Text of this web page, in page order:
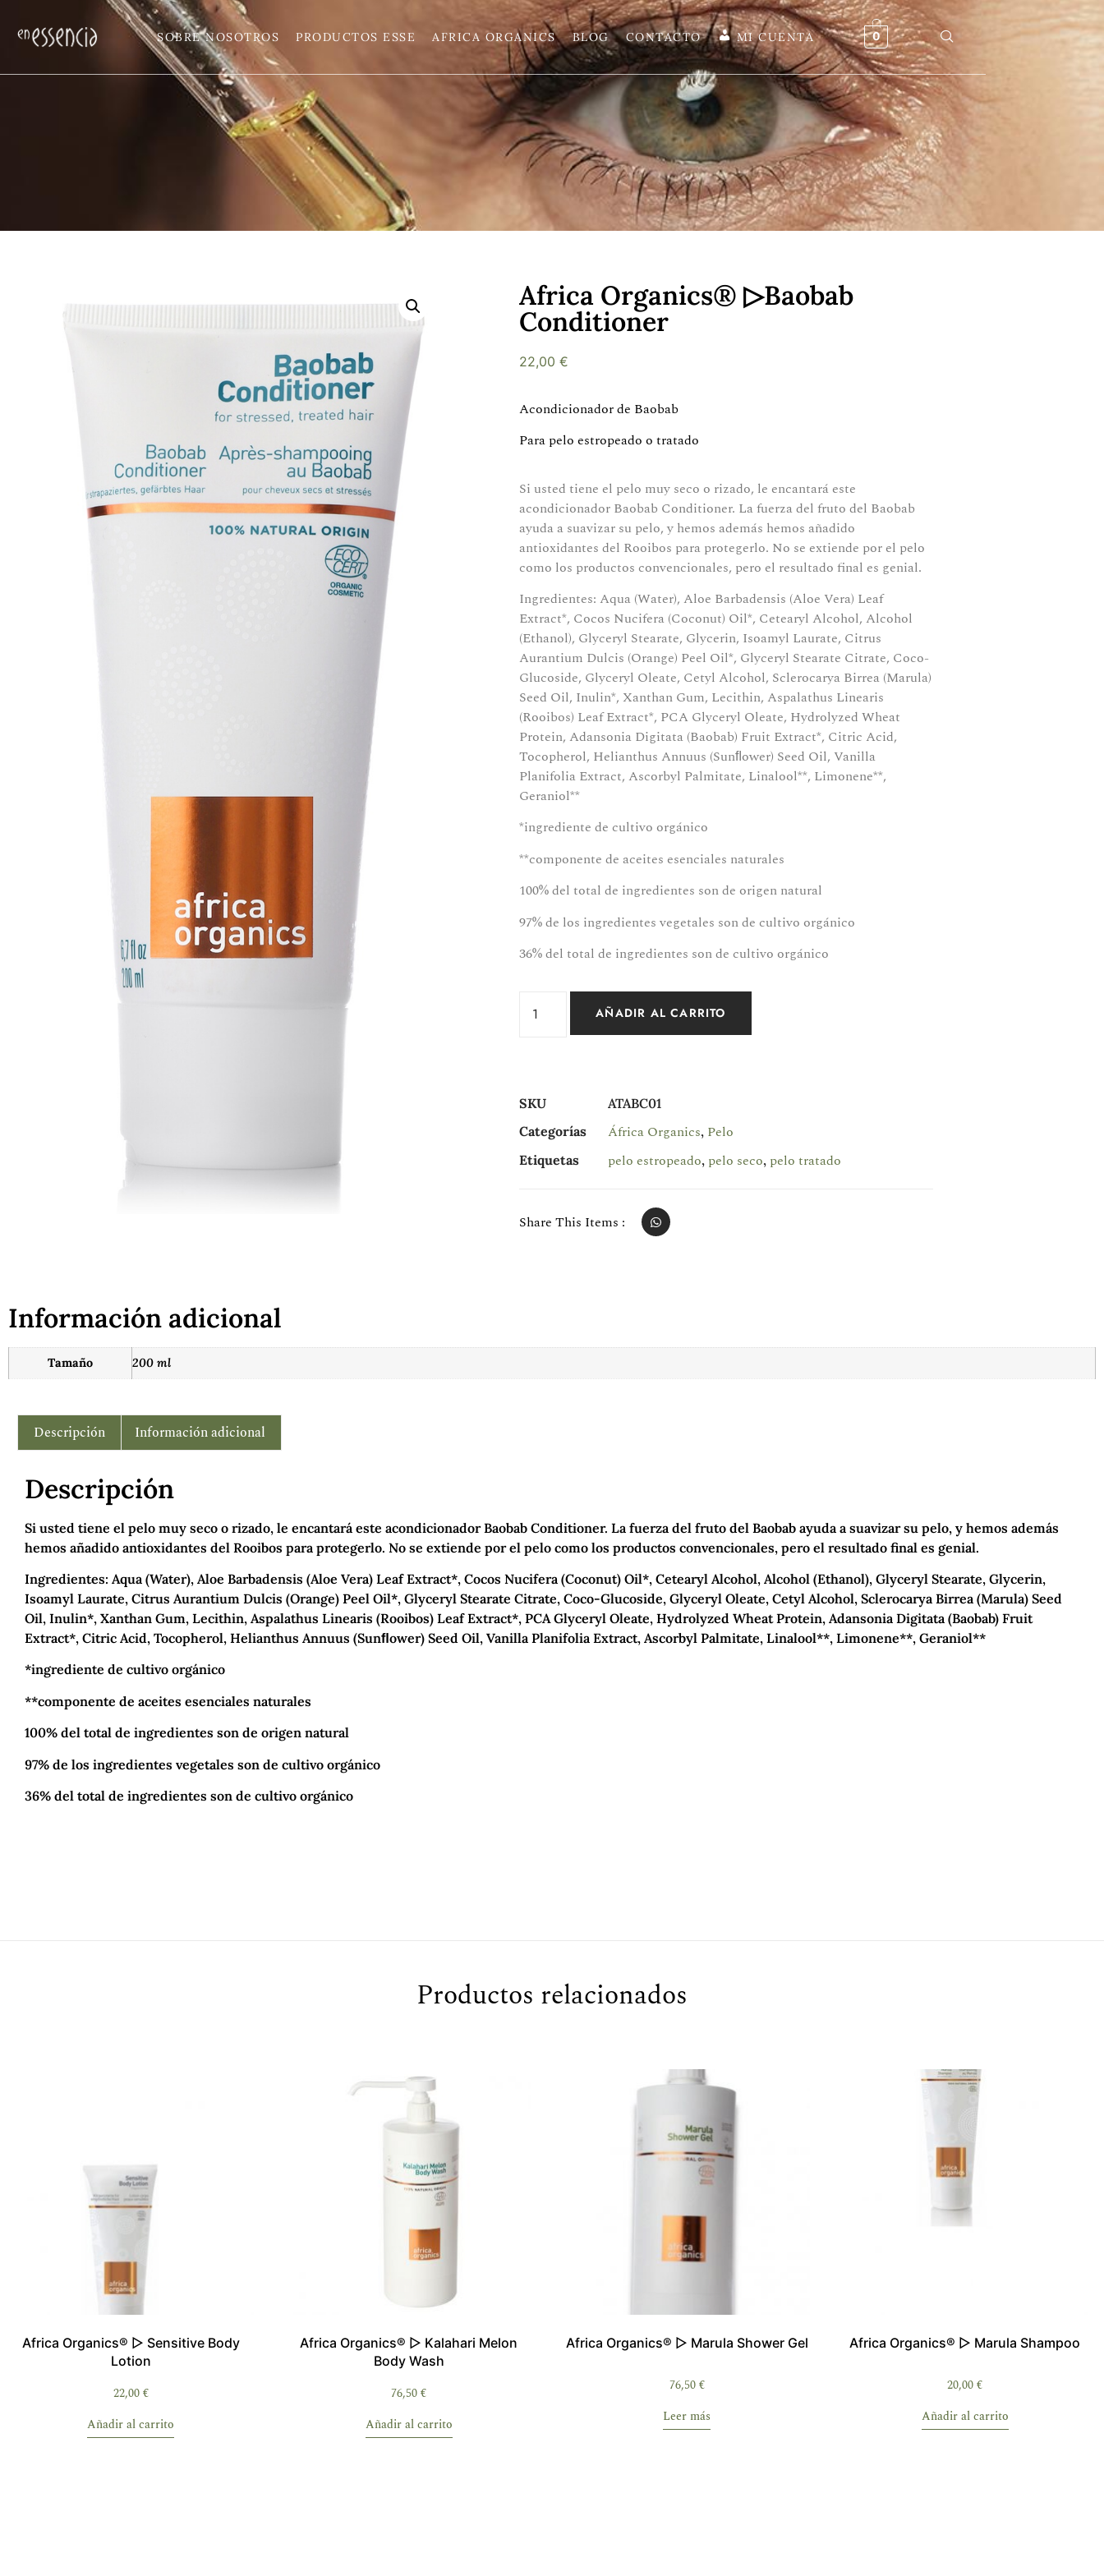
SOBRE NOSOTROS PRODUCTOS ESSE AFRICA ORGANICS BLOG CONTACTO MI CUENTA 0
Africa Organics® ▷Baobab
Conditioner
22,00€
Acondicionador de Baobab
Para pelo estropeado o tratado
Si usted tiene el pelo muy seco o rizado, le encantará este
acondicionador Baobab Conditioner. La fuerza del fruto del Baobab
ayuda a suavizar su pelo, y hemos además hemos añadido
antioxidantes del Rooibos para protegerlo. No se extiende por el pelo
como los productos convencionales, pero el resultado final es genial.
Ingredientes: Aqua (Water), Aloe Barbadensis (Aloe Vera) Leaf
Extract*, Cocos Nucifera (Coconut) Oil*, Cetearyl Alcohol, Alcohol
(Ethanol), Glyceryl Stearate, Glycerin, Isoamyl Laurate, Citrus
Aurantium Dulcis (Orange) Peel Oil*, Glyceryl Stearate Citrate, Coco-
Glucoside, Glyceryl Oleate, Cetyl Alcohol, Sclerocarya Birrea (Marula)
Seed Oil, Inulin*, Xanthan Gum, Lecithin, Aspalathus Linearis
(Rooibos) Leaf Extract*, PCA Glyceryl Oleate, Hydrolyzed Wheat
Protein, Adansonia Digitata (Baobab) Fruit Extract*, Citric Acid,
Tocopherol, Helianthus Annuus (Sunﬂower) Seed Oil, Vanilla
Planifolia Extract, Ascorbyl Palmitate, Linalool**, Limonene**,
Geraniol**
*ingrediente de cultivo orgánico
**componente de aceites esenciales naturales
100% del total de ingredientes son de origen natural
97% de los ingredientes vegetales son de cultivo orgánico
36% del total de ingredientes son de cultivo orgánico
AÑADIR AL CARRITO
SKU
ATABC01
Categorías
África Organics, Pelo
Etiquetas pelo estropeado, pelo seco, pelo tratado
Share This Items :
Información adicional
Tamaño 200 ml
Descripción Información adicional
Descripción
Si usted tiene el pelo muy seco o rizado, le encantará este acondicionador Baobab Conditioner. La fuerza del fruto del Baobab ayuda a suavizar su pelo, y hemos además
hemos añadido antioxidantes del Rooibos para protegerlo. No se extiende por el pelo como los productos convencionales, pero el resultado final es genial.
Ingredientes: Aqua (Water), Aloe Barbadensis (Aloe Vera) Leaf Extract*, Cocos Nucifera (Coconut) Oil*, Cetearyl Alcohol, Alcohol (Ethanol), Glyceryl Stearate, Glycerin,
Isoamyl Laurate, Citrus Aurantium Dulcis (Orange) Peel Oil*, Glyceryl Stearate Citrate, Coco-Glucoside, Glyceryl Oleate, Cetyl Alcohol, Sclerocarya Birrea (Marula) Seed
Oil, Inulin*, Xanthan Gum, Lecithin, Aspalathus Linearis (Rooibos) Leaf Extract*, PCA Glyceryl Oleate, Hydrolyzed Wheat Protein, Adansonia Digitata (Baobab) Fruit
Extract*, Citric Acid, Tocopherol, Helianthus Annuus (Sunﬂower) Seed Oil, Vanilla Planifolia Extract, Ascorbyl Palmitate, Linalool**, Limonene**, Geraniol**
*ingrediente de cultivo orgánico
**componente de aceites esenciales naturales
100% del total de ingredientes son de origen natural
97% de los ingredientes vegetales son de cultivo orgánico
36% del total de ingredientes son de cultivo orgánico
Productos relacionados
Africa Organics® ▷ Sensitive Body
Lotion
22,00€
Añadir al carrito
Africa Organics® ▷ Kalahari Melon
Body Wash
76,50€
Añadir al carrito
Africa Organics® ▷ Marula Shower Gel
76,50€
Leer más
Africa Organics® ▷ Marula Shampoo
20,00€
Añadir al carrito